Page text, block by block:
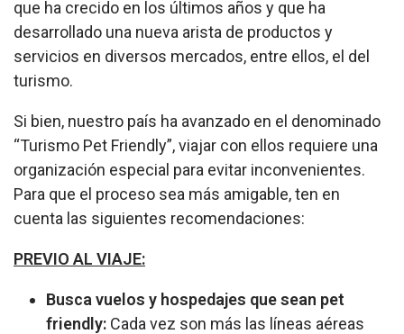
que ha crecido en los últimos años y que ha
desarrollado una nueva arista de productos y
servicios en diversos mercados, entre ellos, el del
turismo.
Si bien, nuestro país ha avanzado en el denominado
“Turismo Pet Friendly”, viajar con ellos requiere una
organización especial para evitar inconvenientes.
Para que el proceso sea más amigable, ten en
cuenta las siguientes recomendaciones:
PREVIO AL VIAJE:
Busca vuelos y hospedajes que sean pet
friendly: Cada vez son más las líneas aéreas